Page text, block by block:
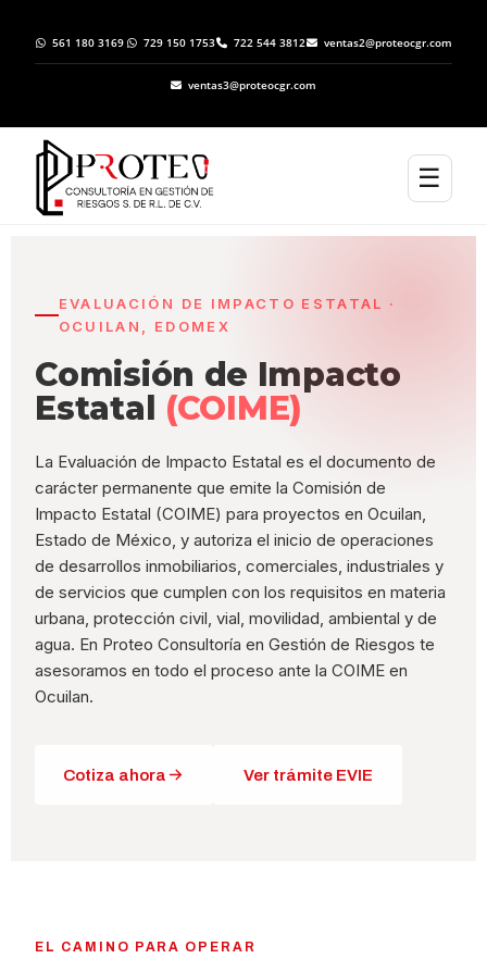
561 180 3169 729 150 1753 722 544 3812 ventas2@proteocgr.com
ventas3@proteocgr.com
☰
EVALUACIÓN DE IMPACTO ESTATAL ·
OCUILAN, EDOMEX
Comisión de Impacto
Estatal (COIME)
La Evaluación de Impacto Estatal es el documento de
carácter permanente que emite la Comisión de
Impacto Estatal (COIME) para proyectos en Ocuilan,
Estado de México, y autoriza el inicio de operaciones
de desarrollos inmobiliarios, comerciales, industriales y
de servicios que cumplen con los requisitos en materia
urbana, protección civil, vial, movilidad, ambiental y de
agua. En Proteo Consultoría en Gestión de Riesgos te
asesoramos en todo el proceso ante la COIME en
Ocuilan.
Cotiza ahora Ver trámite EVIE
EL CAMINO PARA OPERAR